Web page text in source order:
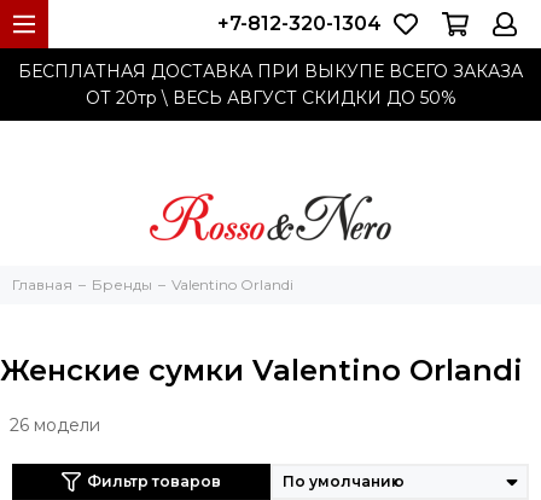
БЕСПЛАТНАЯ ДОСТАВКА ПРИ ВЫКУПЕ ВСЕГО ЗАКАЗА
ОТ 20тр \ ВЕСЬ АВГУСТ СКИДКИ ДО 50%
+7-812-320-1304
Главная Бренды Valentino Orlandi
Женские сумки Valentino Orlandi
26 модели
Фильтр товаров